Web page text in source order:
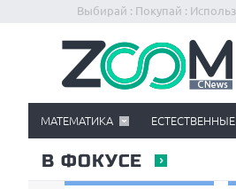
Выбирай : Покупай :
МАТЕМАТИКА
В ФОКУСЕ